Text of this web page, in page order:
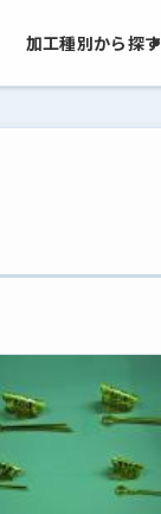
加工種別から探す